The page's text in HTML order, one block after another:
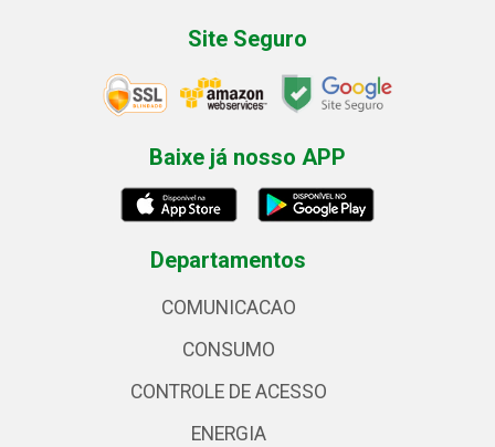
Site Seguro
Baixe já nosso APP
Departamentos
COMUNICACAO
CONSUMO
CONTROLE DE ACESSO
ENERGIA